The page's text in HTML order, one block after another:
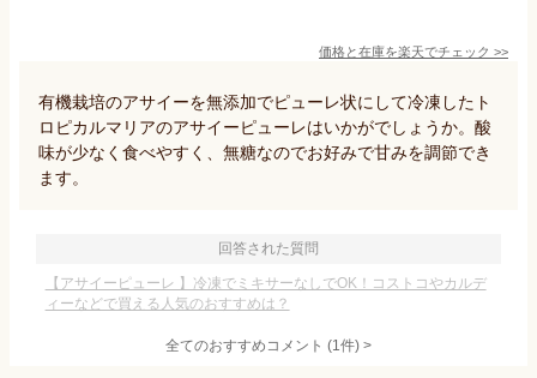
価格と在庫を楽天でチェック >>
有機栽培のアサイーを無添加でピューレ状にして冷凍したト
ロピカルマリアのアサイーピューレはいかがでしょうか。酸
味が少なく食べやすく、無糖なのでお好みで甘みを調節でき
ます。
回答された質問
【アサイーピューレ 】冷凍でミキサーなしでOK！コストコやカルデ
ィーなどで買える人気のおすすめは？
全てのおすすめコメント (1件) >